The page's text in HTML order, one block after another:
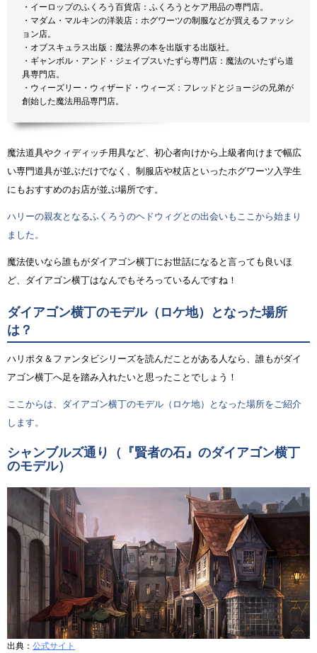
・イーロップのふくろう百貨店：ふくろうとケア用品の専門店。
・マダム・マルキンの洋装店：ホグワーツの制服などが買えるファッシ
ョン店。
・オブスキュラス出版：魔法界の本を出版する出版社。
・ギャンボル・アンド・ジェイプスいたずら専門店：魔法のいたずら道
具専門店。
・ウィーズリー・ウィザード・ウィーズ：フレッドとジョージの兄弟が
創始した魔法用品専門店。
魔法道具やクィディッチ用具など、初心者向けから上級者向けまで幅広
い専門道具が並ぶだけでなく、制服店や杖店といったホグワーツ入学生
にもおすすめのお店が並ぶ場所です。
ハリーの親友となるふくろうのヘドウィグとの出会いもここから始まり
ました。
魔法使いなら誰もがダイアゴン横丁にお世話になると言っても良いほ
ど、ダイアゴン横丁はなんでもそろっているんですね！
ダイアゴン横丁のモデル（ロケ地）となった場所
は？
ハリポタ＆ファンタビシリーズを読んだことがある人なら、誰もがダイ
アゴン横丁へ足を踏み入れたいと思ったことでしょう！
ここからは、ダイアゴン横丁のモデル（ロケ地）となった場所をご紹介
します。
シャンブルズ通り（『賢者の石』のダイアゴン横丁
のモデル）
出典： 公式サイト